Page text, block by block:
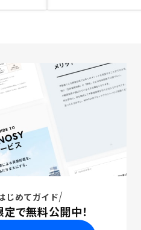
じめてガイド
で無料公開中！